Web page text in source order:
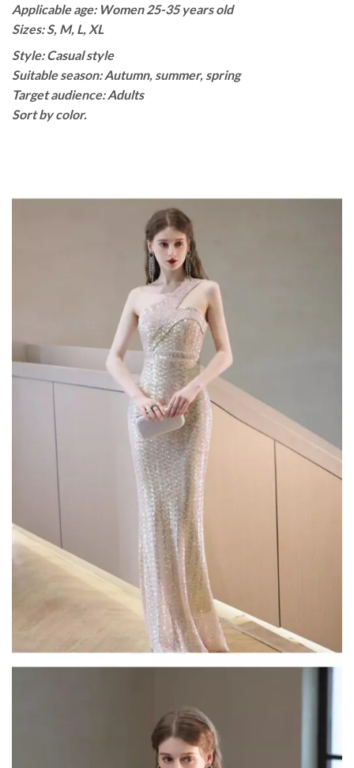
Applicable age: Women 25-35 years old
Sizes: S, M, L, XL
Style: Casual style
Suitable season: Autumn, summer, spring
Target audience: Adults
Sort by color.